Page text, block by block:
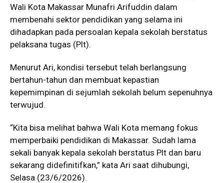
Wali Kota Makassar Munafri Arifuddin dalam
membenahi sektor pendidikan yang selama ini
dihadapkan pada persoalan kepala sekolah berstatus
pelaksana tugas (Plt).
Menurut Ari, kondisi tersebut telah berlangsung
bertahun-tahun dan membuat kepastian
kepemimpinan di sejumlah sekolah belum sepenuhnya
terwujud.
“Kita bisa melihat bahwa Wali Kota memang fokus
memperbaiki pendidikan di Makassar. Sudah lama
sekali banyak kepala sekolah berstatus Plt dan baru
sekarang didefinitifkan,” kata Ari saat dihubungi,
Selasa (23/6/2026).